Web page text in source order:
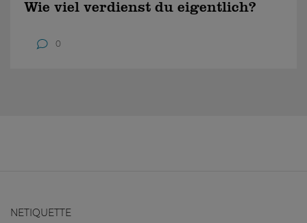
Wie viel verdienst du eigentlich?
0
NETIQUETTE